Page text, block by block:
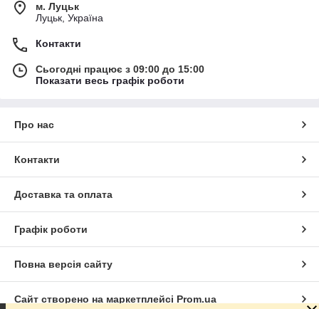
м. Луцьк
Луцьк, Україна
Контакти
Сьогодні працює з 09:00 до 15:00
Показати весь графік роботи
Про нас
Контакти
Доставка та оплата
Графік роботи
Повна версія сайту
Сайт створено на маркетплейсі Prom.ua